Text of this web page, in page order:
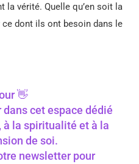
la vérité. Quelle qu’en soit la
dont ils ont besoin dans le
👋
cet espace dédié
à la spiritualité et à la
de soi.
newsletter pour